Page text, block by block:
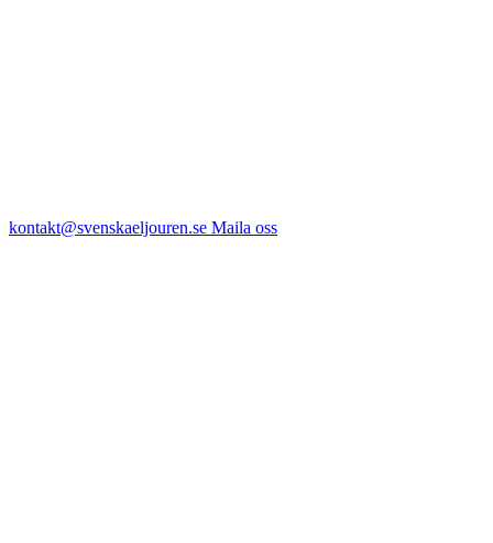
kontakt@svenskaeljouren.se Maila oss